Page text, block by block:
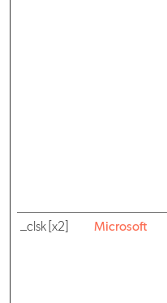
_clsk [x2] Microsoft